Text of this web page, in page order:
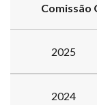
Comissão
2025
2024